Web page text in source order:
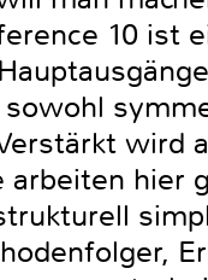
10 ist
wird
hier